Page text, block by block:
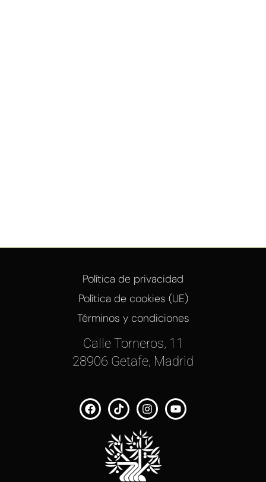
Calle Torneros, 11
28906 Getafe, Madrid
Política de privacidad
Política de cookies (UE)
Términos y condiciones